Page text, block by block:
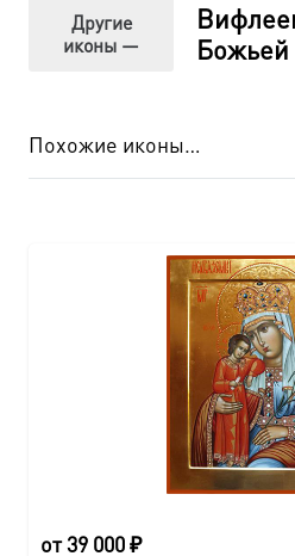
Другие
иконы —
Похожие иконы…
от39 000₽